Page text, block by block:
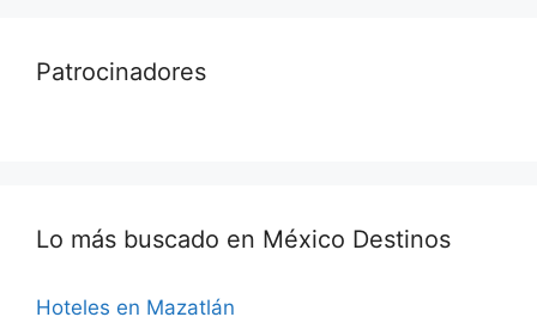
Patrocinadores
Lo más buscado en México Destinos
Hoteles en Mazatlán